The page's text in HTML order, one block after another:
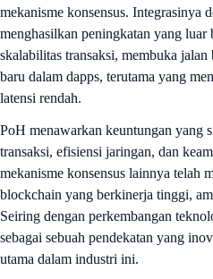
mekanisme konsensus. Integrasinya
menghasilkan peningkatan yang luar
skalabilitas transaksi, membuka
baru dalam dapps, terutama yang
latensi rendah.
PoH menawarkan keuntungan yang
transaksi, efisiensi jaringan, dan
mekanisme konsensus lainnya telah
blockchain yang berkinerja tinggi,
Seiring dengan perkembangan
sebagai sebuah pendekatan yang
utama dalam industri ini.